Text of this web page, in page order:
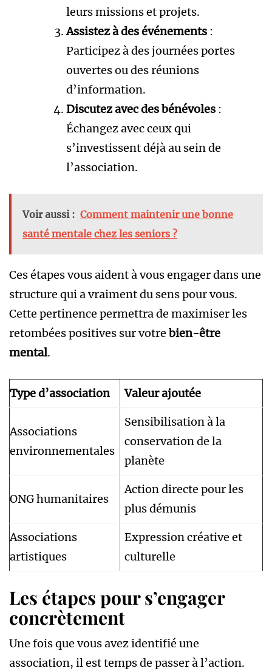
leurs missions et projets.
Assistez à des événements :
Participez à des journées portes
ouvertes ou des réunions
d’information.
Discutez avec des bénévoles :
Échangez avec ceux qui
s’investissent déjà au sein de
l’association.
Voir aussi : Comment maintenir une bonne
santé mentale chez les seniors ?
Ces étapes vous aident à vous engager dans une
structure qui a vraiment du sens pour vous.
Cette pertinence permettra de maximiser les
retombées positives sur votre bien-être
mental.
Type d’association Valeur ajoutée
Associations
environnementales
Sensibilisation à la
conservation de la
planète
ONG humanitaires
Action directe pour les
plus démunis
Associations
artistiques
Expression créative et
culturelle
Les étapes pour s’engager
concrètement
Une fois que vous avez identifié une
association, il est temps de passer à l’action.